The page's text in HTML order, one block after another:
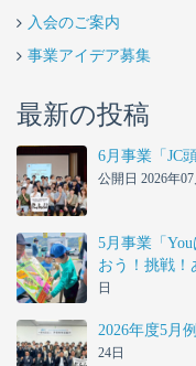
入会のご案内
事業アイデア募集
最新の投稿
6月事業「JC
公開日 2026年07
5月事業「
おう！挑戦！
日
2026年度5月
24日